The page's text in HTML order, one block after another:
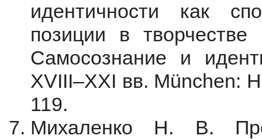
идентичности как
позиции в
Самосознание и
XVIII–XXI вв. München:
119.
Михаленко Н. В.